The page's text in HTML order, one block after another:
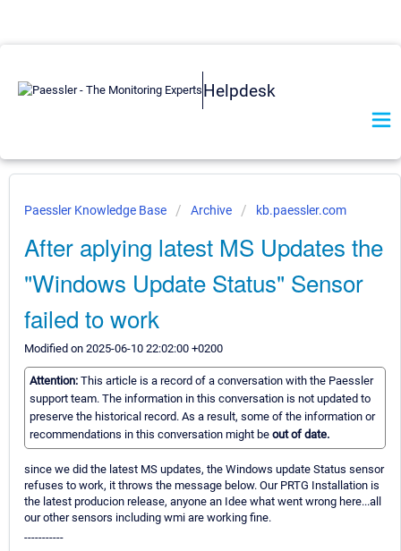
Helpdesk
Paessler Knowledge Base Archive kb.paessler.com
After aplying latest MS Updates the
"Windows Update Status" Sensor
failed to work
Modified on 2025-06-10 22:02:00 +0200
Attention: This article is a record of a conversation with the Paessler
support team. The information in this conversation is not updated to
preserve the historical record. As a result, some of the information or
recommendations in this conversation might be out of date.
since we did the latest MS updates, the Windows update Status sensor
refuses to work, it throws the message below. Our PRTG Installation is
the latest producion release, anyone an Idee what went wrong here...all
our other sensors including wmi are working fine.
-----------